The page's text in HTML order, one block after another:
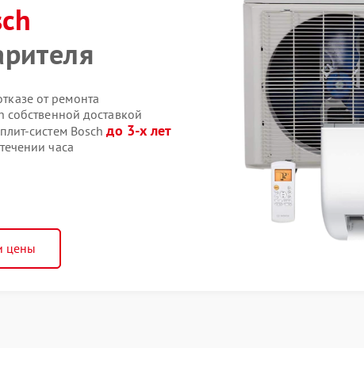
от ремонта
собственной доставкой
систем Boschдо 3-х лет
часа
цены